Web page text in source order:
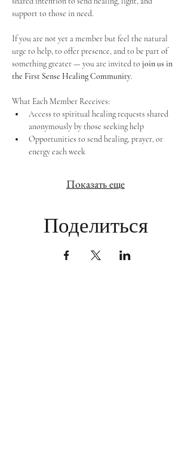
support to those in need.
If you are not yet a member but feel the natural
urge to help, to offer presence, and to be part of
something greater — you are invited to join us in
the First Sense Healing Community.
What Each Member Receives:
Access to spiritual healing requests shared
anonymously by those seeking help
Opportunities to send healing, prayer, or
energy each week
Показать еще
Поделиться